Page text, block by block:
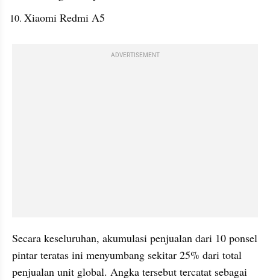
Xiaomi Redmi A5
ADVERTISEMENT
Secara keseluruhan, akumulasi penjualan dari 10 ponsel
pintar teratas ini menyumbang sekitar 25% dari total
penjualan unit global. Angka tersebut tercatat sebagai